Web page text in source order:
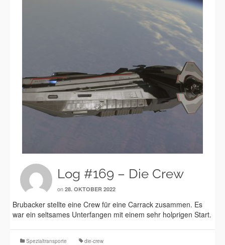
Log #169 – Die Crew
on 28. OKTOBER 2022
Brubacker stellte eine Crew für eine Carrack zusammen. Es
war ein seltsames Unterfangen mit einem sehr holprigen Start.
Spezialtransporte die-crew